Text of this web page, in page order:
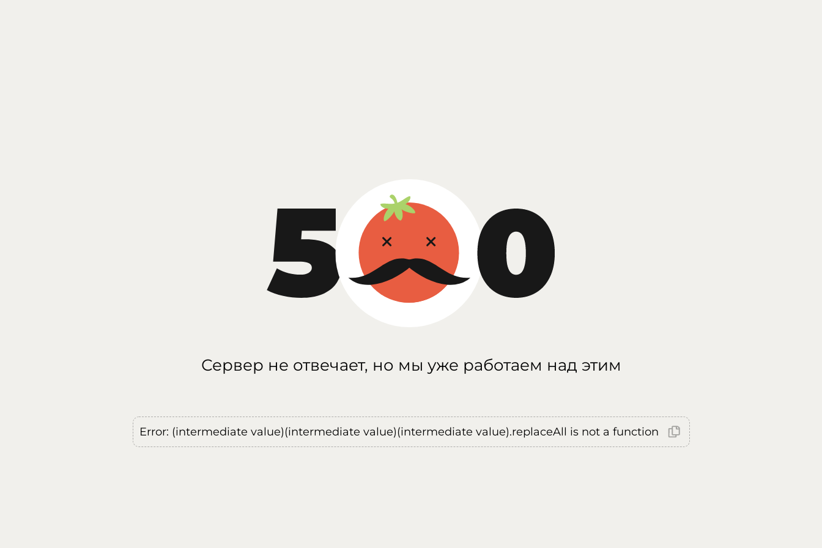
Сервер не отвечает, но мы уже работаем над этим
Error: (intermediate value)(intermediate value)(intermediate value).replaceAll is not a function